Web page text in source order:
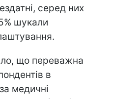
серед них
шукали
що переважна
в
медичні